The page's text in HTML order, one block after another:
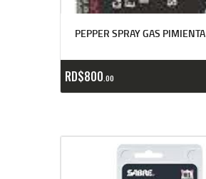
PEPPER SPRAY GAS PIMIENTA
RD$800 00